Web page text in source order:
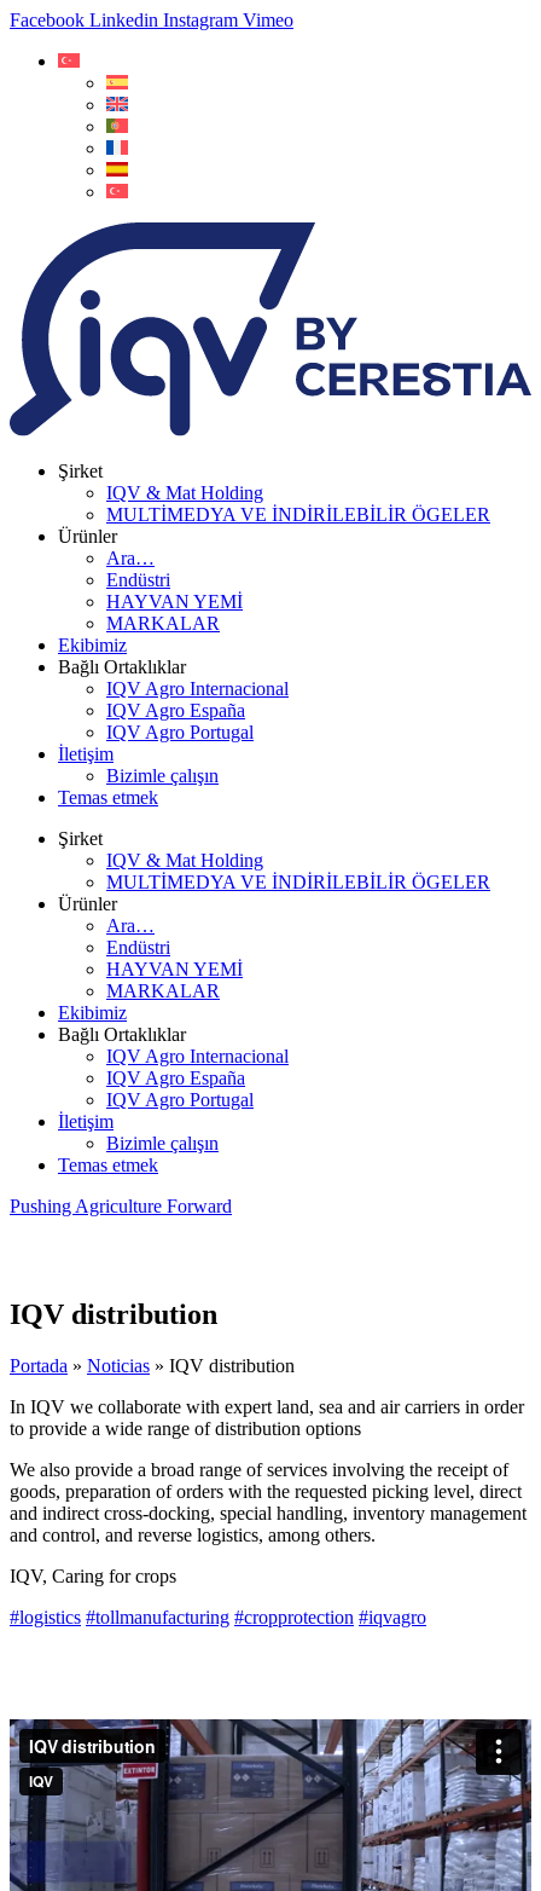
Facebook Linkedin Instagram Vimeo
Şirket
IQV & Mat Holding
MULTİMEDYA VE İNDİRİLEBİLİR ÖGELER
Ürünler
Ara…
Endüstri
HAYVAN YEMİ
MARKALAR
Ekibimiz
Bağlı Ortaklıklar
IQV Agro Internacional
IQV Agro España
IQV Agro Portugal
İletişim
Bizimle çalışın
Temas etmek
Şirket
IQV & Mat Holding
MULTİMEDYA VE İNDİRİLEBİLİR ÖGELER
Ürünler
Ara…
Endüstri
HAYVAN YEMİ
MARKALAR
Ekibimiz
Bağlı Ortaklıklar
IQV Agro Internacional
IQV Agro España
IQV Agro Portugal
İletişim
Bizimle çalışın
Temas etmek
Pushing Agriculture Forward
IQV distribution
Portada » Noticias » IQV distribution
In IQV we collaborate with expert land, sea and air carriers in order
to provide a wide range of distribution options
We also provide a broad range of services involving the receipt of
goods, preparation of orders with the requested picking level, direct
and indirect cross-docking, special handling, inventory management
and control, and reverse logistics, among others.
IQV, Caring for crops
#logistics #tollmanufacturing #cropprotection #iqvagro